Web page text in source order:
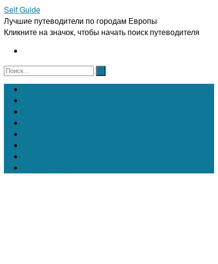
Self Guide
Лучшие путеводители по городам Европы
Кликните на значок, чтобы начать поиск путеводителя